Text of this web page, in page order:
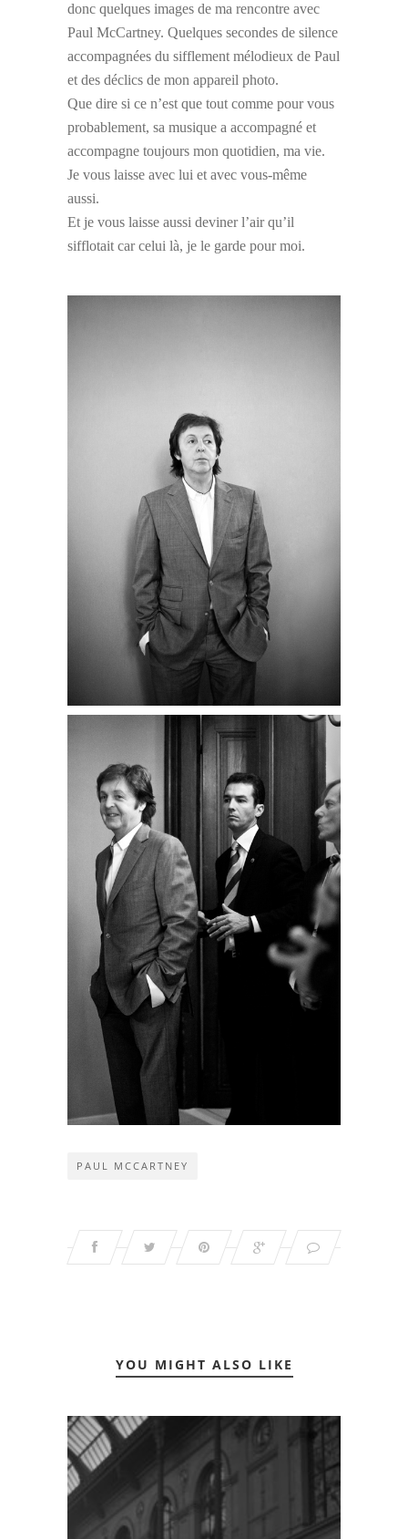
donc quelques images de ma rencontre avec
Paul McCartney. Quelques secondes de silence
accompagnées du sifflement mélodieux de Paul
et des déclics de mon appareil photo.
Que dire si ce n’est que tout comme pour vous
probablement, sa musique a accompagné et
accompagne toujours mon quotidien, ma vie.
Je vous laisse avec lui et avec vous-même
aussi.
Et je vous laisse aussi deviner l’air qu’il
sifflotait car celui là, je le garde pour moi.
PAUL MCCARTNEY
YOU MIGHT ALSO LIKE